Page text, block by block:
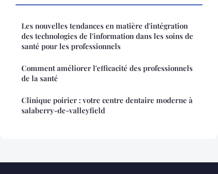
Les nouvelles tendances en matière d'intégration
des technologies de l'information dans les soins de
santé pour les professionnels
Comment améliorer l'efficacité des professionnels
de la santé
Clinique poirier : votre centre dentaire moderne à
salaberry-de-valleyfield